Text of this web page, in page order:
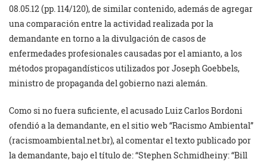
08.05.12 (pp. 114/120), de similar contenido, además de agregar
una comparación entre la actividad realizada por la
demandante en torno a la divulgación de casos de
enfermedades profesionales causadas por el amianto, a los
métodos propagandísticos utilizados por Joseph Goebbels,
ministro de propaganda del gobierno nazi alemán.
Como si no fuera suficiente, el acusado Luiz Carlos Bordoni
ofendió a la demandante, en el sitio web “Racismo Ambiental”
(racismoambiental.net.br), al comentar el texto publicado por
la demandante, bajo el título de: “Stephen Schmidheiny: “Bill